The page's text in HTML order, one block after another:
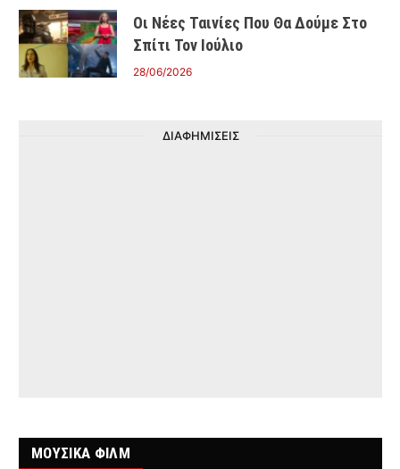
Οι Νέες Ταινίες Που Θα Δούμε Στο
Σπίτι Τον Ιούλιο
28/06/2026
ΔΙΑΦΗΜΙΣΕΙΣ
ΜΟΥΣΙΚΑ ΦΙΛΜ